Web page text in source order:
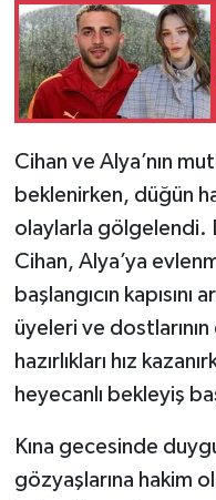
Cihan ve Alya’nın
beklenirken, düğün
olaylarla gölgelendi.
Cihan, Alya’ya
başlangıcın
üyeleri ve dostlarının
hazırlıkları hız
heyecanlı bekleyiş
Kına gecesinde
gözyaşlarına hakim